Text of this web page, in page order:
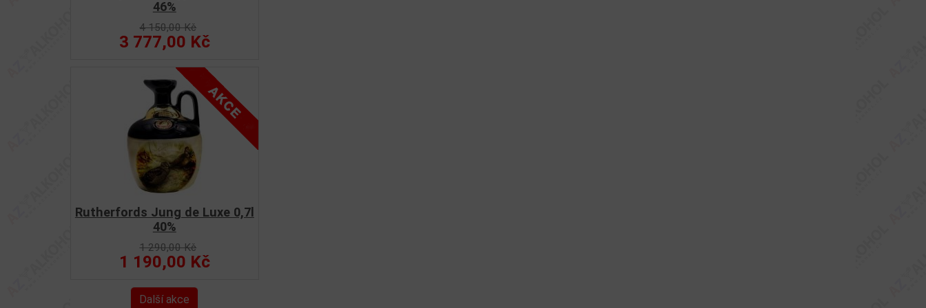
46%
4 150,00 Kč
3 777,00 Kč
Rutherfords Jung de Luxe 0,7l
40%
1 290,00 Kč
1 190,00 Kč
Další akce